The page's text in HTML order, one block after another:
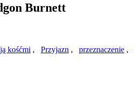
Burnett
kośćmi , Przyjazn , przeznaczenie ,